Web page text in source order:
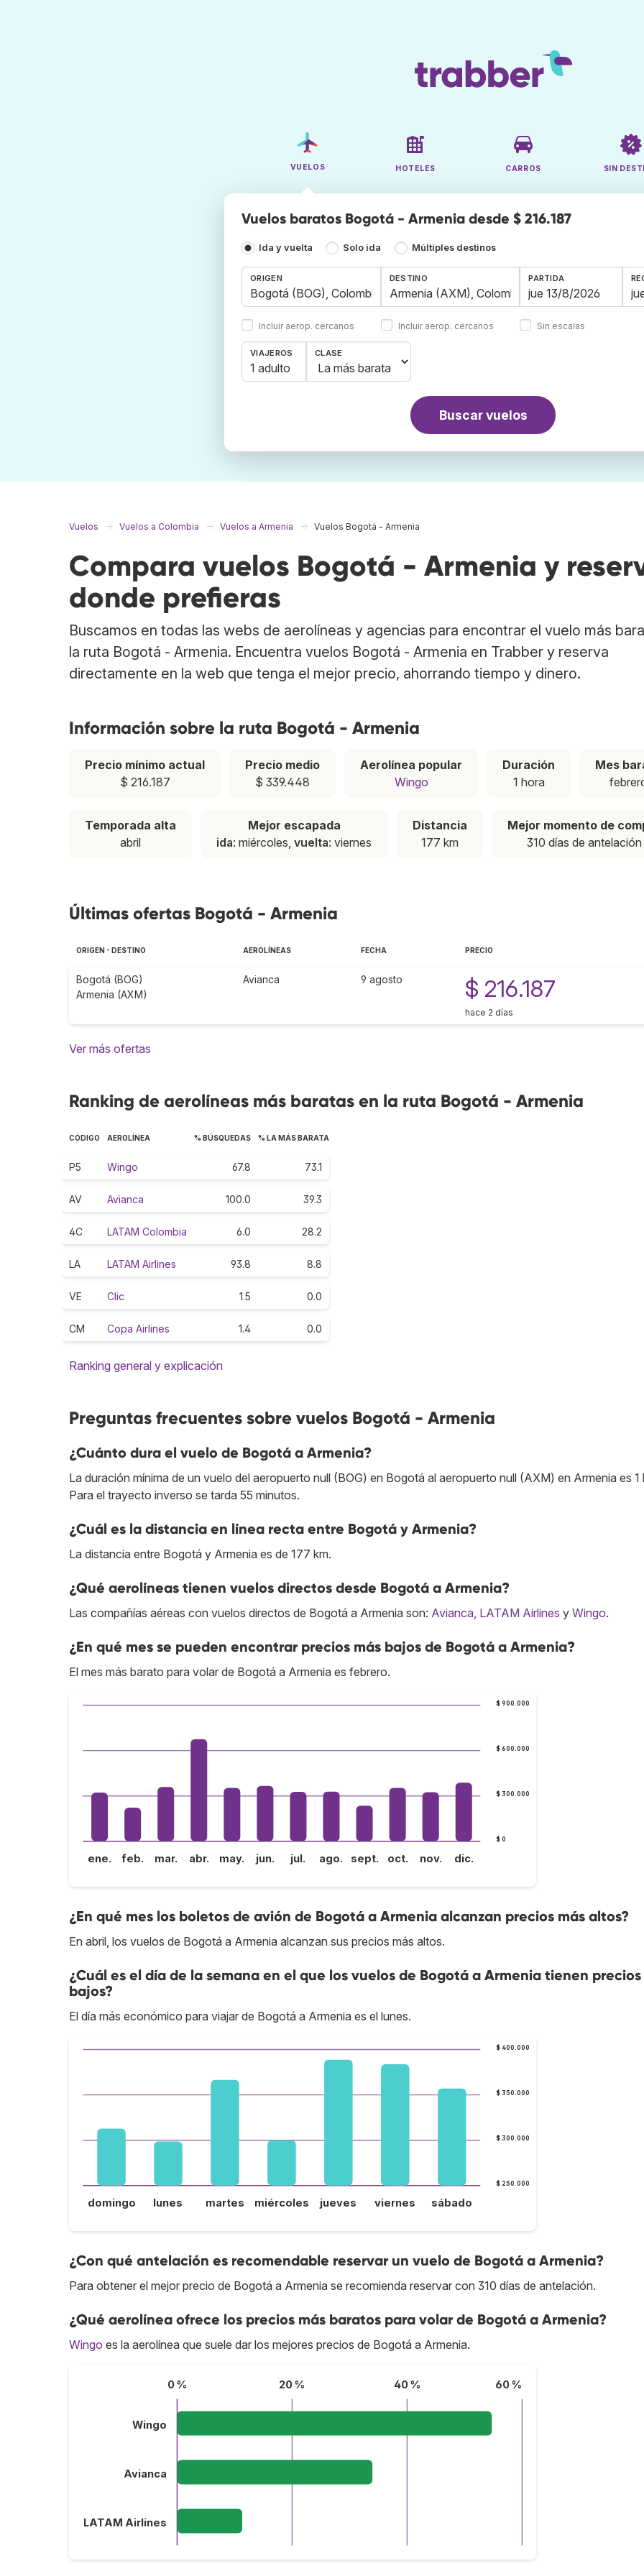
VUELOS HOTELES CARROS SIN
Vuelos baratos Bogotá - Armenia desde $ 216.187
Ida y vuelta Solo ida Múltiples destinos
ORIGEN
Incluir aerop. cercanos
DESTINO
Incluir aerop. cercanos
PARTIDA
Sin escalas
VIAJEROS
1 adulto
CLASE
Buscar vuelos
Vuelos Vuelos a Colombia Vuelos a Armenia Vuelos Bogotá - Armenia
Compara vuelos Bogotá - Armenia y
donde prefieras
Buscamos en todas las webs de aerolíneas y agencias para encontrar el vuelo más
la ruta Bogotá - Armenia. Encuentra vuelos Bogotá - Armenia en Trabber y reserva
directamente en la web que tenga el mejor precio, ahorrando tiempo y dinero.
Información sobre la ruta Bogotá - Armenia
Precio mínimo actual
$ 216.187
Precio medio
$ 339.448
Aerolínea popular
Wingo
Duración
1 hora
Mes
Temporada alta
abril
Mejor escapada
ida: miércoles,vuelta: viernes
Distancia
177 km
Mejor momento de
310 días de antelación
Últimas ofertas Bogotá - Armenia
ORIGEN - DESTINO AEROLÍNEAS FECHA PRECIO
Bogotá (BOG)
Armenia (AXM)
Avianca 9 agosto $ 216.187
hace 2 días
Ver más ofertas
Ranking de aerolíneas más baratas en la ruta Bogotá - Armenia
CÓDIGO AEROLÍNEA % BÚSQUEDAS % LA MÁS BARATA
P5 Wingo 67.8 73.1
AV Avianca 100.0 39.3
4C LATAM Colombia 6.0 28.2
LA LATAM Airlines 93.8 8.8
VE Clic 1.5 0.0
CM Copa Airlines 1.4 0.0
Ranking general y explicación
Preguntas frecuentes sobre vuelos Bogotá - Armenia
¿Cuánto dura el vuelo de Bogotá a Armenia?
La duración mínima de un vuelo del aeropuerto null (BOG) en Bogotá al aeropuerto null (AXM) en Armenia es 1
Para el trayecto inverso se tarda 55 minutos.
¿Cuál es la distancia en línea recta entre Bogotá y Armenia?
La distancia entre Bogotá y Armenia es de 177 km.
¿Qué aerolíneas tienen vuelos directos desde Bogotá a Armenia?
Las compañías aéreas con vuelos directos de Bogotá a Armenia son: Avianca, LATAM Airlines y Wingo.
¿En qué mes se pueden encontrar precios más bajos de Bogotá a Armenia?
El mes más barato para volar de Bogotá a Armenia es febrero.
$ 0
$ 300.000
$ 600.000
$ 900.000
ene. feb. mar. abr. may. jun. jul. ago. sept. oct. nov. dic.
¿En qué mes los boletos de avión de Bogotá a Armenia alcanzan precios más altos?
En abril, los vuelos de Bogotá a Armenia alcanzan sus precios más altos.
¿Cuál es el día de la semana en el que los vuelos de Bogotá a Armenia tienen precios
bajos?
El día más económico para viajar de Bogotá a Armenia es el lunes.
$ 250.000
$ 300.000
$ 350.000
$ 400.000
domingo lunes martes miércoles jueves viernes sábado
¿Con qué antelación es recomendable reservar un vuelo de Bogotá a Armenia?
Para obtener el mejor precio de Bogotá a Armenia se recomienda reservar con 310 días de antelación.
¿Qué aerolínea ofrece los precios más baratos para volar de Bogotá a Armenia?
Wingo es la aerolínea que suele dar los mejores precios de Bogotá a Armenia.
0 % 20 % 40 % 60 %
Wingo
Avianca
LATAM Airlines